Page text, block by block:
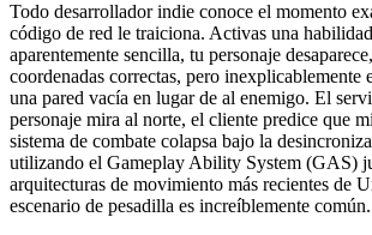
Todo desarrollador indie conoce el momento
código de red le traiciona. Activas una
aparentemente sencilla, tu personaje
coordenadas correctas, pero inexplicablemente
una pared vacía en lugar de al enemigo. El
personaje mira al norte, el cliente predice que
sistema de combate colapsa bajo la
utilizando el Gameplay Ability System (GAS)
arquitecturas de movimiento más recientes de
escenario de pesadilla es increíblemente común.